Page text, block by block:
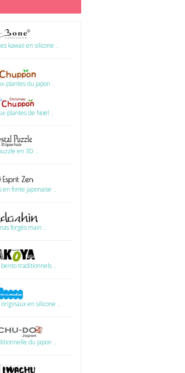
۔ les accessoires kawaii en silicone ۔
۔ les animaux-plantes du Japon ۔
۔ les animaux-plantes de Noël ۔
۔ les puzzle en 3D ۔
۔ les théières en fonte japonaise ۔
۔ les katanas forgés main ۔
۔ les boîtes à bento traditionnels ۔
۔ les infuseurs originaux en silicone ۔
۔ la fonte traditionnelle du Japon ۔